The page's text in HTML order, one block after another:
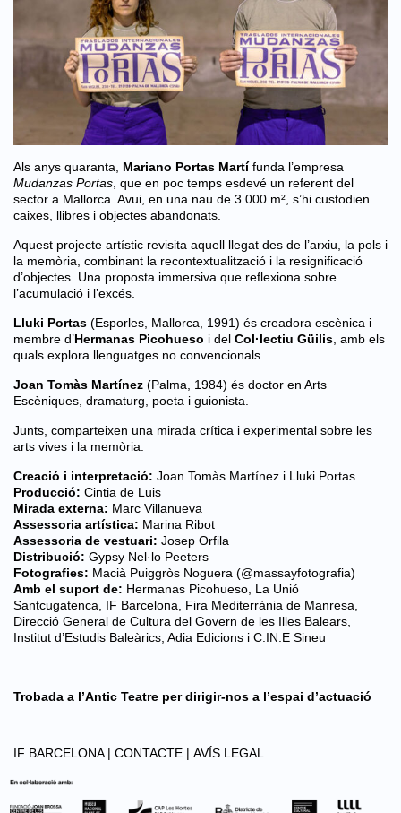
Als anys quaranta, Mariano Portas Martífunda l’empresa
Mudanzas Portas , que en poc temps esdevé un referent del
sector a Mallorca. Avui, en una nau de 3.000 m², s’hi custodien
caixes, llibres i objectes abandonats.
Aquest projecte artístic revisita aquell llegat des de l’arxiu, la pols i
la memòria, combinant la recontextualització i la resignificació
d’objectes. Una proposta immersiva que reflexiona sobre
l’acumulació i l’excés.
Lluki Portas (Esporles, Mallorca, 1991) és creadora escènica i
membre d’Hermanas Picohueso i del Col·lectiu Güilis , amb els
quals explora llenguatges no convencionals.
Joan Tomàs Martínez (Palma, 1984) és doctor en Arts
Escèniques, dramaturg, poeta i guionista.
Junts, comparteixen una mirada crítica i experimental sobre les
arts vives i la memòria.
Creació i interpretació: Joan Tomàs Martínez i Lluki Portas
Producció: Cintia de Luis
Mirada externa: Marc Villanueva
Assessoria artística: Marina Ribot
Assessoria de vestuari: Josep Orfila
Distribució: Gypsy Nel·lo Peeters
Fotografies: Macià Puiggròs Noguera (@massayfotografia)
Amb el suport de: Hermanas Picohueso, La Unió
Santcugatenca, IF Barcelona, Fira Mediterrània de Manresa,
Direcció General de Cultura del Govern de les Illes Balears,
Institut d’Estudis Baleàrics, Adia Edicions i C.IN.E Sineu
Trobada a l’Antic Teatre per dirigir-nos a l’espai d’actuació
IF BARCELONA | CONTACTE | AVÍS LEGAL